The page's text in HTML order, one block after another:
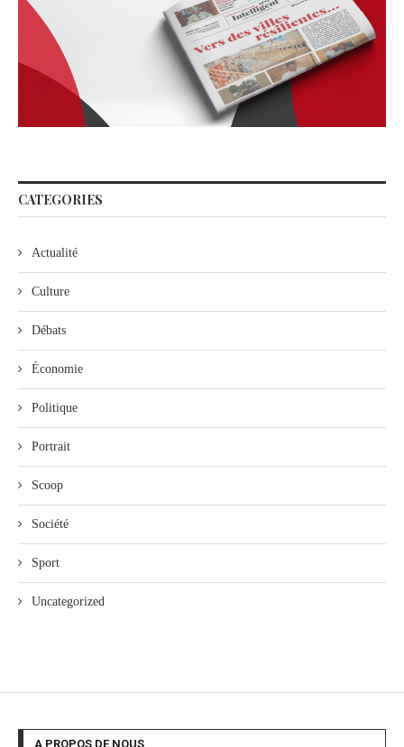
CATEGORIES
Actualité
Culture
Débats
Économie
Politique
Portrait
Scoop
Société
Sport
Uncategorized
A PROPOS DE NOUS